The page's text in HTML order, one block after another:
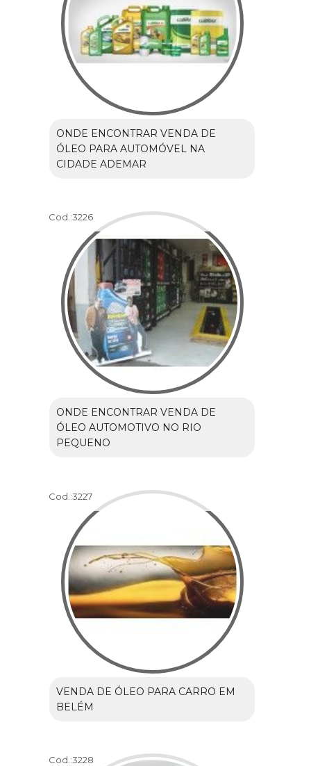
ONDE ENCONTRAR VENDA DE
ÓLEO PARA AUTOMÓVEL NA
CIDADE ADEMAR
Cod.:3226
ONDE ENCONTRAR VENDA DE
ÓLEO AUTOMOTIVO NO RIO
PEQUENO
Cod.:3227
VENDA DE ÓLEO PARA CARRO EM
BELÉM
Cod.:3228